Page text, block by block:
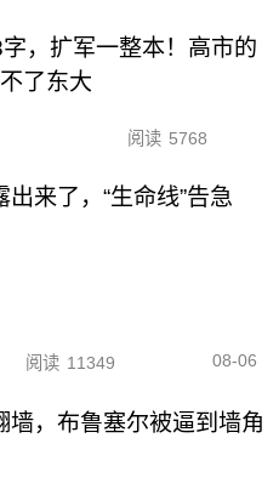
，扩军一整本！高市的
了东大
阅读 5768
来了，“生命线”告急
阅读 11349 08-06
墙，布鲁塞尔被逼到墙角